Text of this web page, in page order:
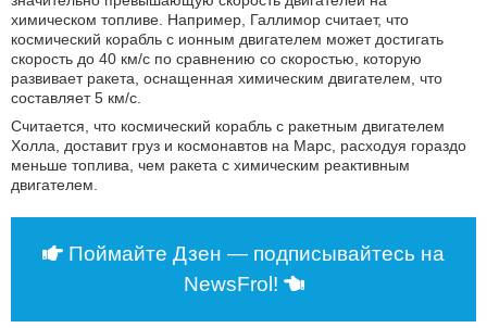
химическом топливе. Например, Галлимор считает, что
космический корабль с ионным двигателем может достигать
скорость до 40 км/с по сравнению со скоростью, которую
развивает ракета, оснащенная химическим двигателем, что
составляет 5 км/с.
Считается, что космический корабль с ракетным двигателем
Холла, доставит груз и космонавтов на Марс, расходуя гораздо
меньше топлива, чем ракета с химическим реактивным
двигателем.
Поймайте Дзен — подписывайтесь на
NewsFrol!